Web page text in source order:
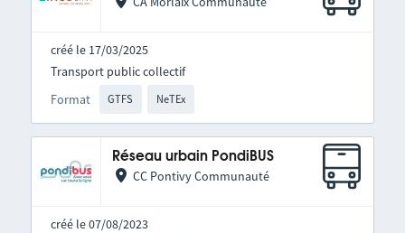
créé le 17/03/2025
Format GTFS NeTEx
Transport public collectif
Réseau urbain PondiBUS
CC Pontivy Communauté
créé le 07/08/2023